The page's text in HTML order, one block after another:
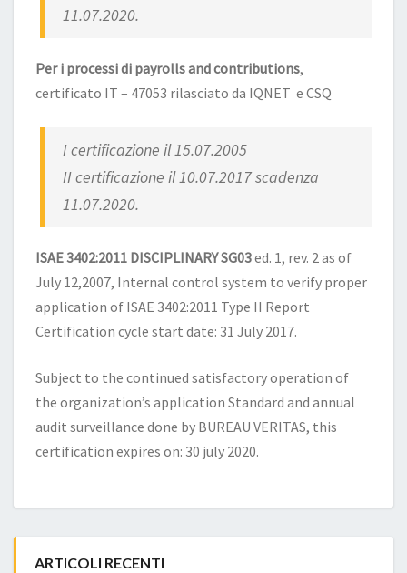
11.07.2020.
Per i processi di payrolls and contributions,
certificato IT – 47053 rilasciato da IQNET e CSQ
I certificazione il 15.07.2005
II certificazione il 10.07.2017 scadenza
11.07.2020.
ISAE 3402:2011 DISCIPLINARY SG03ed. 1, rev. 2 as of
July 12,2007, Internal control system to verify proper
application of ISAE 3402:2011 Type II Report
Certification cycle start date: 31 July 2017.
Subject to the continued satisfactory operation of
the organization’s application Standard and annual
audit surveillance done by BUREAU VERITAS, this
certification expires on: 30 july 2020.
ARTICOLI RECENTI